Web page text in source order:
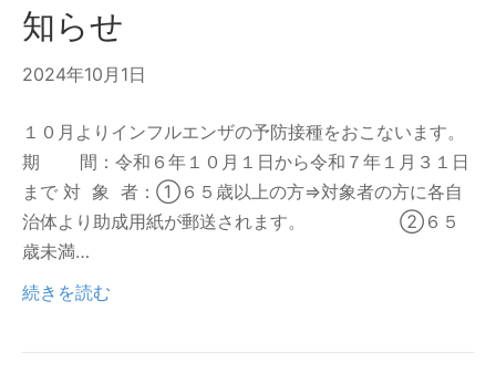
知らせ
2024年10月1日
１０月よりインフルエンザの予防接種をおこないます。
期 間：令和６年１０月１日から令和７年１月３１日
まで 対 象 者：①６５歳以上の方⇒対象者の方に各自
治体より助成用紙が郵送されます。 ②６５
歳未満…
続きを読む